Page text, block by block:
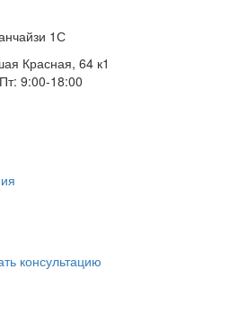
1С
Красная, 64 к1
9:00-18:00
консультацию